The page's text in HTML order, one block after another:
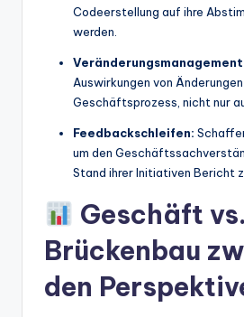
Codeerstellung auf ihre
werden.
Auswirkungen von
Geschäftsprozess, nicht nur
Feedbackschleifen:
um den
Stand ihrer Initiativen Bericht
Geschäft
Brückenbau
den